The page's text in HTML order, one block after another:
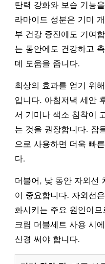
탄력 강화와 보습 기능
라마이드 성분은 기미
부 건강 증진에도 기여
는 동안에도 건강하고
데 도움을 줍니다.
최상의 효과를 얻기 위
입니다. 아침저녁 세안
서 기미나 색소 침착이
는 것을 권장합니다. 잠
으로 사용하면 더욱 빠
다.
더불어, 낮 동안 자외선
이 중요합니다. 자외선
화시키는 주요 원인이므
크림 더블세트 사용 시
신경 써야 합니다.